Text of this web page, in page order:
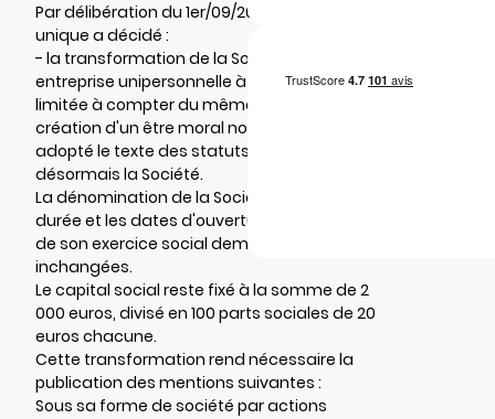
Par délibération du 1er/09/2023, l'associé
unique a décidé :
- la transformation de la Société en
entreprise unipersonnelle à responsabilité
limitée à compter du même jour, sans
création d'un être moral nouveau et a
adopté le texte des statuts qui régiront
désormais la Société.
La dénomination de la Société, son objet, sa
durée et les dates d'ouverture et de clôture
de son exercice social demeurent
inchangées.
Le capital social reste fixé à la somme de 2
000 euros, divisé en 100 parts sociales de 20
euros chacune.
Cette transformation rend nécessaire la
publication des mentions suivantes :
Sous sa forme de société par actions